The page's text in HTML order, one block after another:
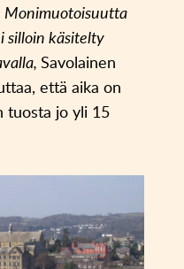
Monimuotoisuutta
silloin käsitelty
Savolainen
että aika on
tuosta jo yli 15